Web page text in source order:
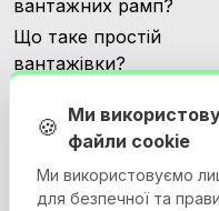
вантажних рамп?
Що таке простій
вантажівки?
🍪 Ми
файли cookie
Ми використовуємо
для безпечної та